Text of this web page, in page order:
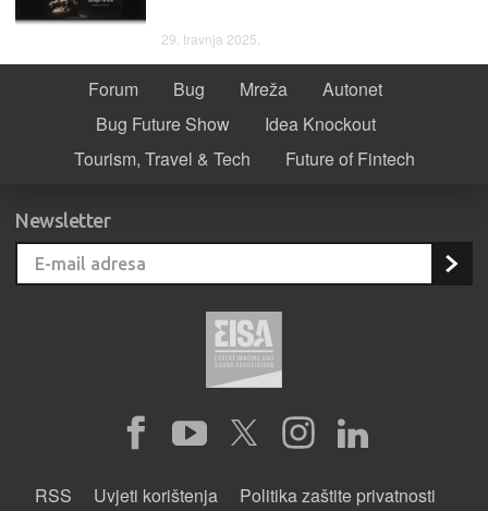
29. travnja 2025.
Forum Bug Mreža
Autonet
Bug Future Show
Idea Knockout
Tourism, Travel & Tech
Future of Fintech
Newsletter
RSS Uvjeti korištenja
Politika zaštite privatnosti